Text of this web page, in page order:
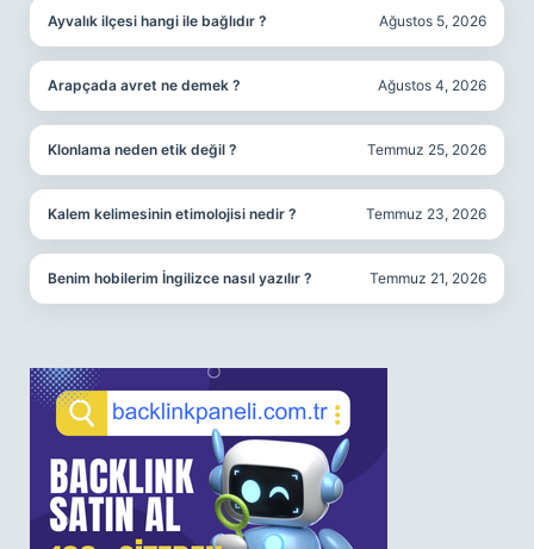
Ayvalık ilçesi hangi ile bağlıdır ? Ağustos 5, 2026
Arapçada avret ne demek ? Ağustos 4, 2026
Klonlama neden etik değil ? Temmuz 25, 2026
Kalem kelimesinin etimolojisi nedir ? Temmuz 23, 2026
Benim hobilerim İngilizce nasıl yazılır ? Temmuz 21, 2026